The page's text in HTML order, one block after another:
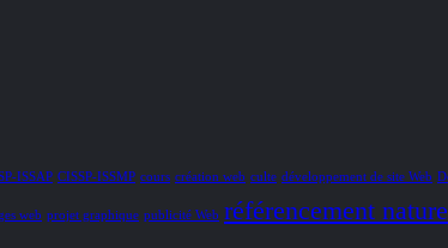
ISSAP CISSP-ISSMP cours création web culte développement de site Web
web projet graphique publicité Web référencement